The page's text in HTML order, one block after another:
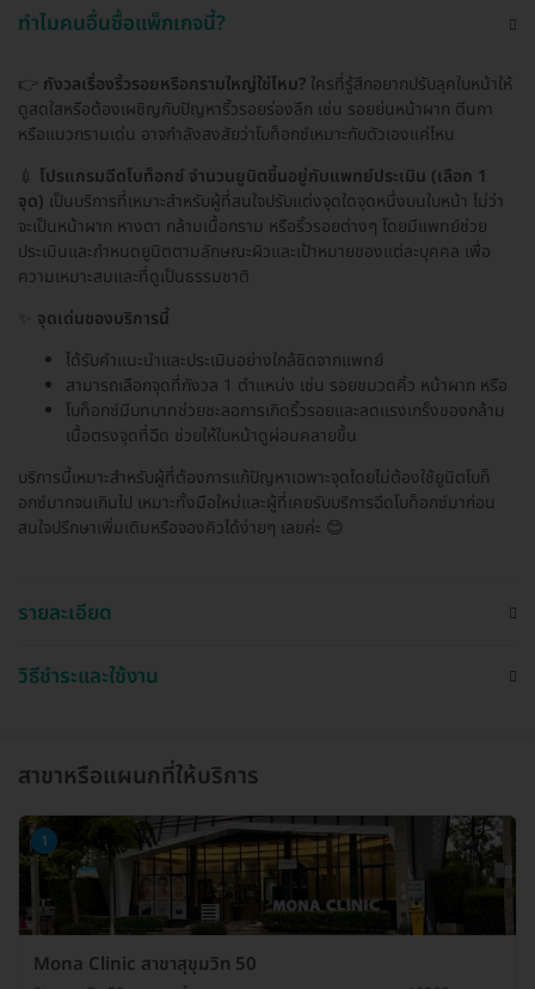
ทำไมคนอื่นซื้อแพ็กเกจนี้?
👉 กังวลเรื่องริ้วรอยหรือกรามใหญ่ใช่ไหม? ใครที่รู้สึกอยากปรับลุคใบหน้าให้
ดูสดใสหรือต้องเผชิญกับปัญหาริ้วรอยร่องลึก เช่น รอยย่นหน้าผาก ตีนกา
หรือแนวกรามเด่น อาจกำลังสงสัยว่าโบท็อกซ์เหมาะกับตัวเองแค่ไหน
💉 โปรแกรมฉีดโบท็อกซ์ จำนวนยูนิตขึ้นอยู่กับแพทย์ประเมิน (เลือก 1
จุด) เป็นบริการที่เหมาะสำหรับผู้ที่สนใจปรับแต่งจุดใดจุดหนึ่งบนใบหน้า ไม่ว่า
จะเป็นหน้าผาก หางตา กล้ามเนื้อกราม หรือริ้วรอยต่างๆ โดยมีแพทย์ช่วย
ประเมินและกำหนดยูนิตตามลักษณะผิวและเป้าหมายของแต่ละบุคคล เพื่อ
ความเหมาะสมและที่ดูเป็นธรรมชาติ
จุดเด่นของบริการนี้
ได้รับคำแนะนำและประเมินอย่างใกล้ชิดจากแพทย์
สามารถเลือกจุดที่กังวล 1 ตำแหน่ง เช่น รอยขมวดคิ้ว หน้าผาก หรือ
โบท็อกซ์มีบทบาทช่วยชะลอการเกิดริ้วรอยและลดแรงเกร็งของกล้าม
เนื้อตรงจุดที่ฉีด ช่วยให้ใบหน้าดูผ่อนคลายขึ้น
บริการนี้เหมาะสำหรับผู้ที่ต้องการแก้ปัญหาเฉพาะจุดโดยไม่ต้องใช้ยูนิตโบท็
อกซ์มากจนเกินไป เหมาะทั้งมือใหม่และผู้ที่เคยรับบริการฉีดโบท็อกซ์มาก่อน
สนใจปรึกษาเพิ่มเติมหรือจองคิวได้ง่ายๆ เลยค่ะ 😊
รายละเอียด
วิธีชำระและใช้งาน
สาขาหรือแผนกที่ให้บริการ
1
Mona Clinic สาขาสุขุมวิท 50